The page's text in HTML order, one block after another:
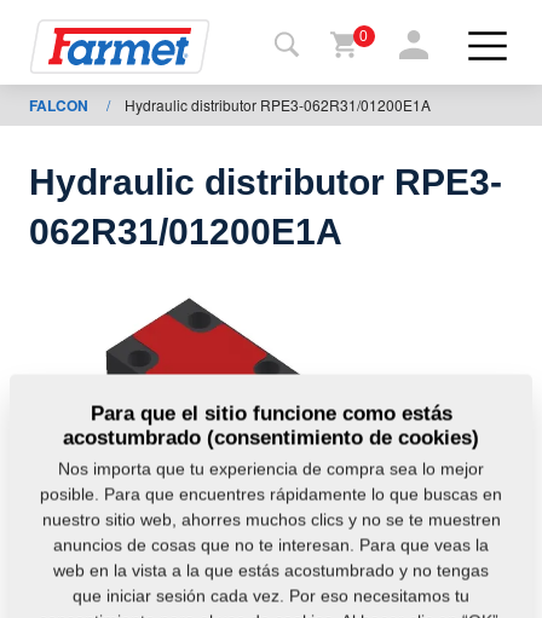
Volver
al
Farmet
shop
máquinas
A
descargar
0
FALCON / Hydraulic distributor RPE3-062R31/01200E1A
Hydraulic distributor RPE3-
062R31/01200E1A
Para que el sitio funcione como estás
acostumbrado (consentimiento de cookies)
Nos importa que tu experiencia de compra sea lo mejor
posible. Para que encuentres rápidamente lo que buscas en
nuestro sitio web, ahorres muchos clics y no se te muestren
anuncios de cosas que no te interesan. Para que veas la
web en la vista a la que estás acostumbrado y no tengas
que iniciar sesión cada vez. Por eso necesitamos tu